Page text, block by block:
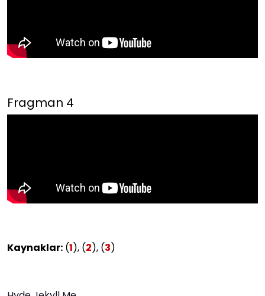
Fragman 4
Kaynaklar: (1), (2), (3)